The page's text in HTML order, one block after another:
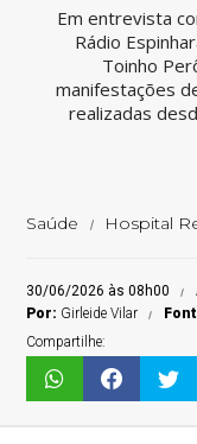
Em entrevista
Rádio
Toinho
manifestações
realizadas
Saúde Hospital
30/06/2026 às 08h00
Por: Girleide Vilar
Compartilhe: